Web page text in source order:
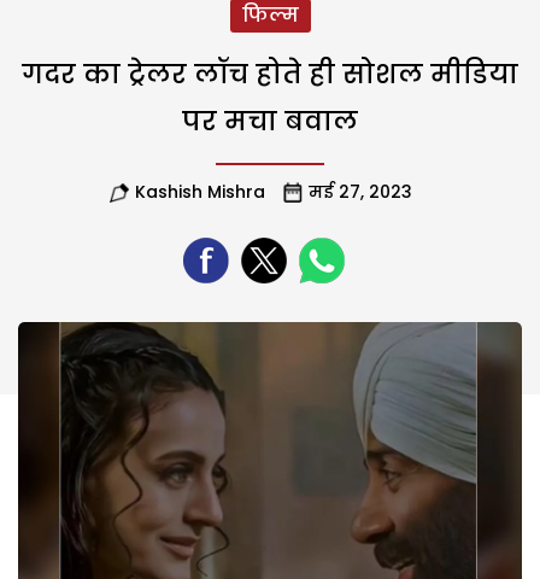
फिल्म
गदर का ट्रेलर लॉच होते ही सोशल मीडिया
पर मचा बवाल
Kashish Mishra मई 27, 2023